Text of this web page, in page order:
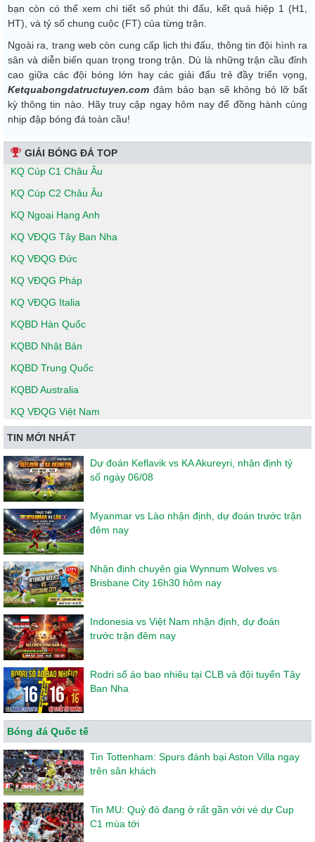
bạn còn có thể xem chi tiết số phút thi đấu, kết quả hiệp 1 (H1,
HT), và tỷ số chung cuộc (FT) của từng trận.
Ngoài ra, trang web còn cung cấp lịch thi đấu, thông tin đội hình ra
sân và diễn biến quan trọng trong trận. Dù là những trận cầu đỉnh
cao giữa các đội bóng lớn hay các giải đấu trẻ đầy triển vọng,
Ketquabongdatructuyen.com đảm bảo bạn sẽ không bỏ lỡ bất
kỳ thông tin nào. Hãy truy cập ngay hôm nay để đồng hành cùng
nhịp đập bóng đá toàn cầu!
GIẢI BÓNG ĐÁ TOP
KQ Cúp C1 Châu Âu
KQ Cúp C2 Châu Âu
KQ Ngoại Hạng Anh
KQ VĐQG Tây Ban Nha
KQ VĐQG Đức
KQ VĐQG Pháp
KQ VĐQG Italia
KQBD Hàn Quốc
KQBD Nhật Bản
KQBD Trung Quốc
KQBD Australia
KQ VĐQG Việt Nam
TIN MỚI NHẤT
Dự đoán Keflavik vs KA Akureyri, nhận định tỷ
số ngày 06/08
Myanmar vs Lào nhận định, dự đoán trước trận
đêm nay
Nhận định chuyên gia Wynnum Wolves vs
Brisbane City 16h30 hôm nay
Indonesia vs Việt Nam nhận định, dự đoán
trước trận đêm nay
Rodri số áo bao nhiêu tại CLB và đội tuyển Tây
Ban Nha
Bóng đá Quốc tế
Tin Tottenham: Spurs đánh bại Aston Villa ngay
trên sân khách
Tin MU: Quỷ đỏ đang ở rất gần với vé dự Cup
C1 mùa tới